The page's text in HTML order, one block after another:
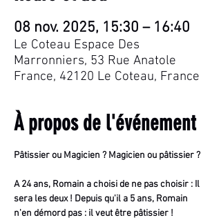
08 nov. 2025, 15:30 – 16:40
Le Coteau Espace Des
Marronniers, 53 Rue Anatole
France, 42120 Le Coteau, France
À propos de l'événement
Pâtissier ou Magicien ? Magicien ou pâtissier ?
A 24 ans, Romain a choisi de ne pas choisir : Il
sera les deux ! Depuis qu'il a 5 ans, Romain
n'en démord pas : il veut être pâtissier !